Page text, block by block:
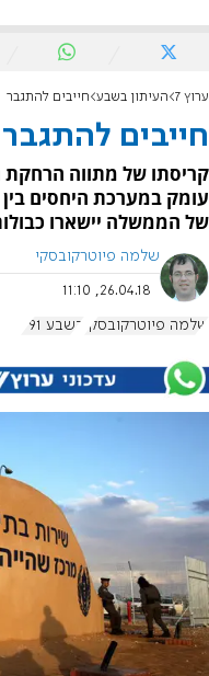
ערוץ 7 העיתון בשבע חייבים להתגבר
חייבים להתגבר
קריסתו של מתווה הרחקת
עומק במערכת היחסים
של הממשלה יישארו
שלמה פיוטרקובסקי
26.04.18, 11:10
שלמה פיוטרקובסקי בשבע 791